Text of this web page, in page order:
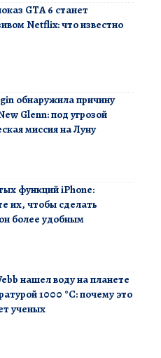
GTA 6 станет
Netflix: что известно
обнаружила причину
Glenn: под угрозой
миссия на Луну
функций iPhone:
их, чтобы сделать
более удобным
нашел воду на планете
1000 °C: почему это
ученых